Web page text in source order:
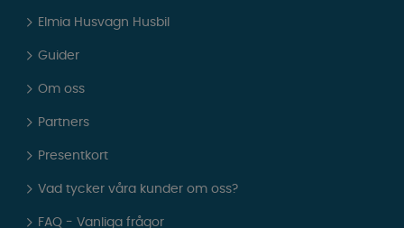
Elmia Husvagn Husbil
Guider
Om oss
Partners
Presentkort
Vad tycker våra kunder om oss?
FAQ - Vanliga frågor